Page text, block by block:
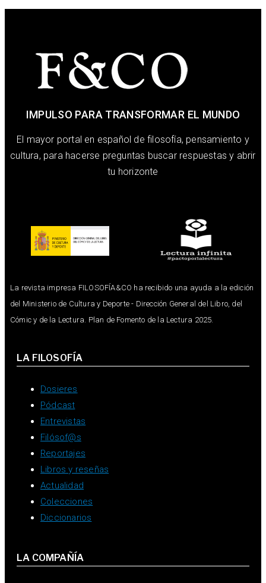
IMPULSO PARA TRANSFORMAR EL MUNDO
El mayor portal en español de filosofía, pensamiento y
cultura, para hacerse preguntas buscar respuestas y abrir
tu horizonte
La revista impresa FILOSOFÍA&CO ha recibido una ayuda a la edición
del Ministerio de Cultura y Deporte - Dirección General del Libro, del
Cómic y de la Lectura. Plan de Fomento de la Lectura 2025.
LA FILOSOFÍA
Dosieres
Pódcast
Entrevistas
Filósof@s
Reportajes
Libros y reseñas
Actualidad
Colecciones
Diccionarios
LA COMPAÑÍA